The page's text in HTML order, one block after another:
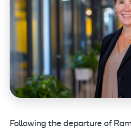
Following the departure of